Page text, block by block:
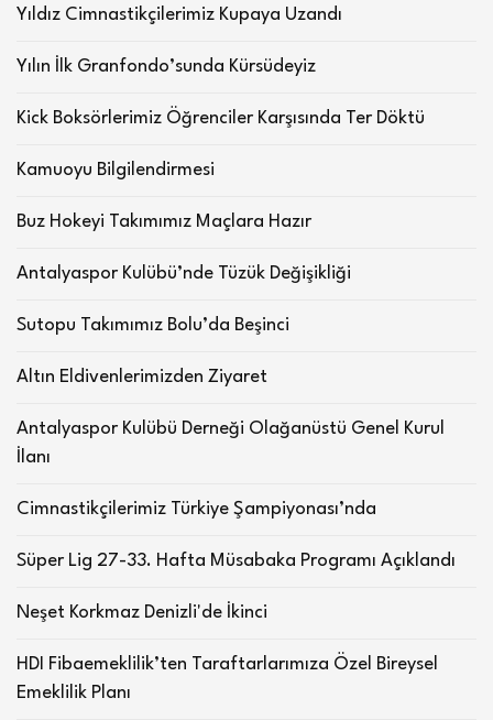
Yıldız Cimnastikçilerimiz Kupaya Uzandı
Yılın İlk Granfondo’sunda Kürsüdeyiz
Kick Boksörlerimiz Öğrenciler Karşısında Ter Döktü
Kamuoyu Bilgilendirmesi
Buz Hokeyi Takımımız Maçlara Hazır
Antalyaspor Kulübü’nde Tüzük Değişikliği
Sutopu Takımımız Bolu’da Beşinci
Altın Eldivenlerimizden Ziyaret
Antalyaspor Kulübü Derneği Olağanüstü Genel Kurul
İlanı
Cimnastikçilerimiz Türkiye Şampiyonası’nda
Süper Lig 27-33. Hafta Müsabaka Programı Açıklandı
Neşet Korkmaz Denizli'de İkinci
HDI Fibaemeklilik’ten Taraftarlarımıza Özel Bireysel
Emeklilik Planı